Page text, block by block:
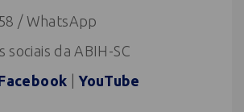
/ WhatsApp
sociais da ABIH-SC
|YouTube